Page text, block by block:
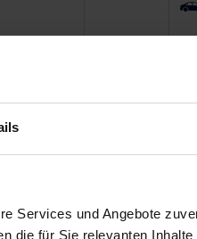
Services und Angebote
die für Sie relevanten